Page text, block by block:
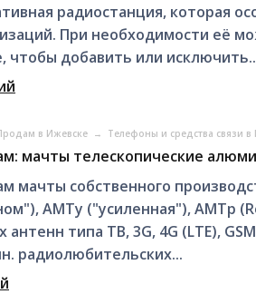
радиостанция, которая
При необходимости её
чтобы добавить или
в Ижевске → Телефоны и средства связи в
мачты телескопические
мачты собственного
АМТу ("усиленная"), АМТр
антенн типа ТВ, 3G, 4G (LTE),
радиолюбительских...